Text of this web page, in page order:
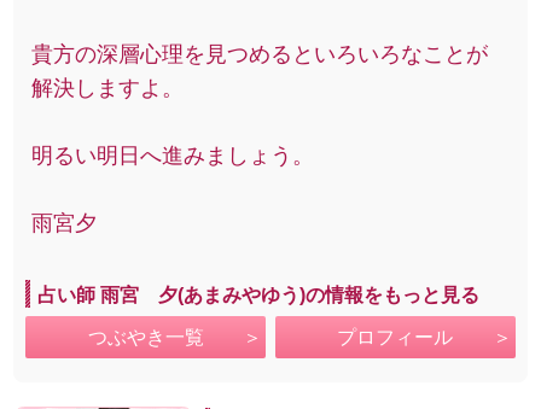
貴方の深層心理を見つめるといろいろなことが
解決しますよ。
明るい明日へ進みましょう。
雨宮夕
占い師 雨宮 夕(あまみやゆう)の情報をもっと見る
つぶやき一覧 プロフィール